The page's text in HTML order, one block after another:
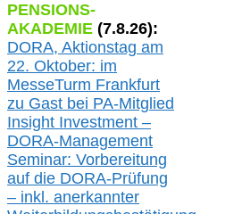
PENSIONS-
AKADEMIE (7.8.26):
DORA, Aktionstag am
22. Oktober: im
MesseTurm Frankfurt
zu Gast bei PA-Mitglied
Insight Investment –
DORA-Management
Seminar: Vorbereitung
auf die DORA-Prüfung
– inkl. anerkannter